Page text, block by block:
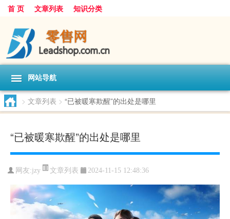
首 页 文章列表 知识分类
网站导航
> 文章列表 > “已被暖寒欺醒”的出处是哪里
“已被暖寒欺醒”的出处是哪里
网友:jzy 文章列表 2024-11-15 12:48:36